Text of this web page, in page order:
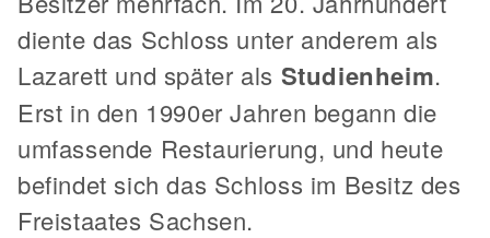
diente das Schloss unter anderem als
Lazarett und später als Studienheim.
Erst in den 1990er Jahren begann die
umfassende Restaurierung, und heute
befindet sich das Schloss im Besitz des
Freistaates Sachsen.